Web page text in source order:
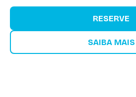
RESERVE
SAIBA MAIS